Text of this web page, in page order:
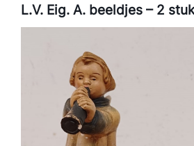
L.V. Eig. A. beeldjes – 2